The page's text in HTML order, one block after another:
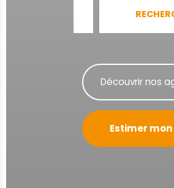
Découvrir nos
Estimer